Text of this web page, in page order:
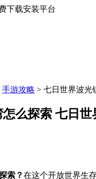
下载安装平台
手游攻略 > 七日世界波光
么探索 七日
索？在这个开放世界生